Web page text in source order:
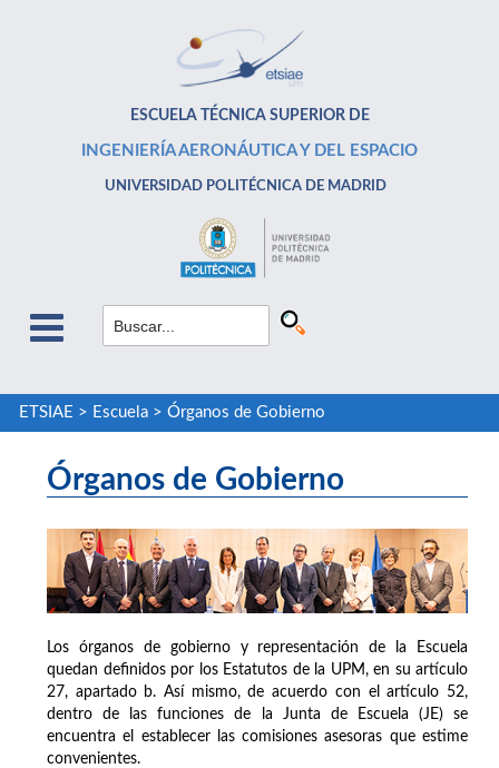
ESCUELA TÉCNICA SUPERIOR DE
INGENIERÍA AERONÁUTICA Y DEL ESPACIO
UNIVERSIDAD POLITÉCNICA DE MADRID
ETSIAE > Escuela> Órganos de Gobierno
Órganos de Gobierno
Los órganos de gobierno y representación de la Escuela
quedan definidos por los Estatutos de la UPM, en su artículo
27, apartado b. Así mismo, de acuerdo con el artículo 52,
dentro de las funciones de la Junta de Escuela (JE) se
encuentra el establecer las comisiones asesoras que estime
convenientes.